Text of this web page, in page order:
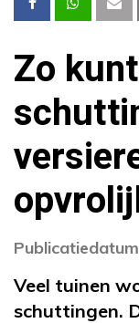
Zo
Veel tuinen
schuttingen.